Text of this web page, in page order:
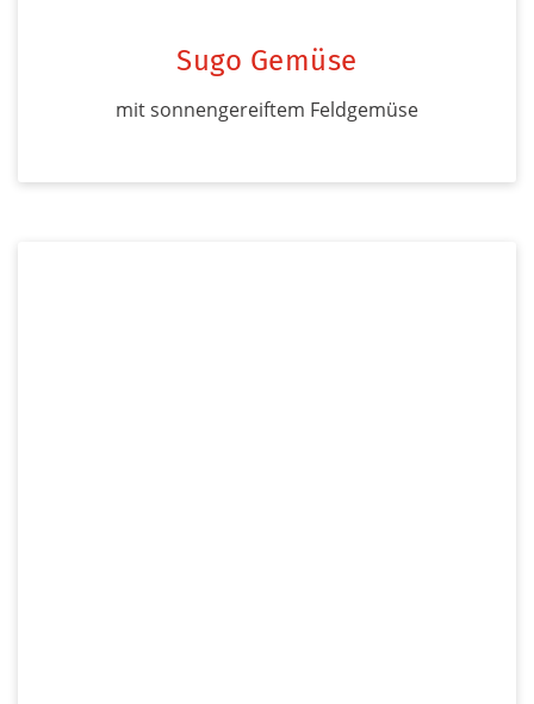
Sugo Gemüse
mit sonnengereiftem Feldgemüse